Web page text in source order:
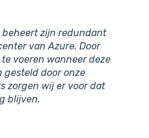
beheert zijn redundant
van Azure. Door
voeren wanneer deze
gesteld door onze
zorgen wij er voor dat
blijven.